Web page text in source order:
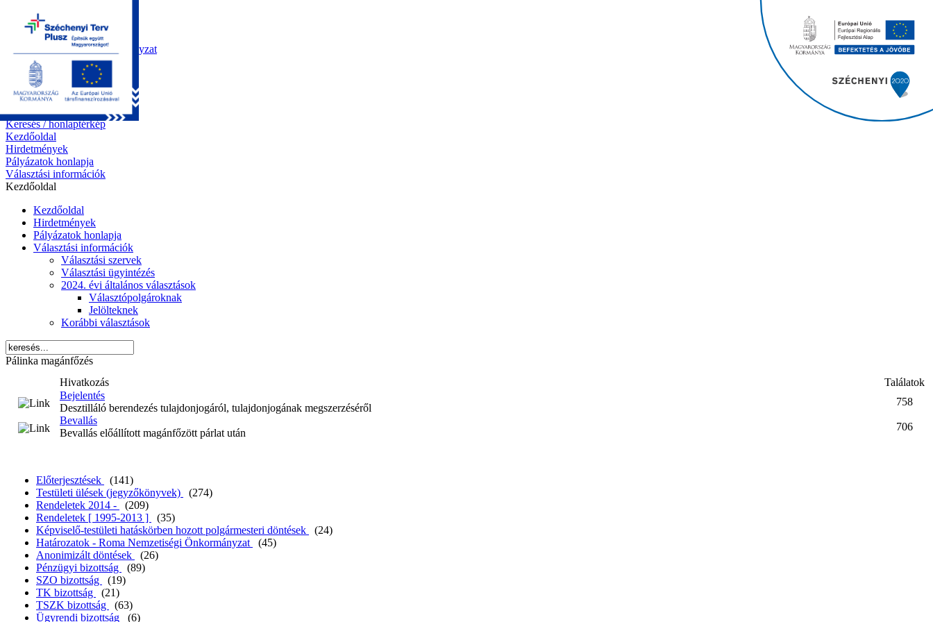
Kezdőoldal
Önkormányzat
Polgármesteri Hivatal
Roma Nemzetiségi Önkormányzat
Elektronikus ügyintézés
Közérdekű információk
Tiszapüspöki bemutatása
Pályázatok
Kapcsolat
Keresés / honlaptérkép
Kezdőoldal
Hirdetmények
Pályázatok honlapja
Választási információk
Kezdőoldal
Kezdőoldal
Hirdetmények
Pályázatok honlapja
Választási információk
Választási szervek
Választási ügyintézés
2024. évi általános választások
Választópolgároknak
Jelölteknek
Korábbi választások
Pálinka magánfőzés
Hivatkozás
Találatok
Bejelentés
Desztilláló berendezés tulajdonjogáról, tulajdonjogának megszerzéséről
758
Bevallás
Bevallás előállított magánfőzött párlat után
706
Előterjesztések
(141)
Testületi ülések (jegyzőkönyvek)
(274)
Rendeletek 2014 -
(209)
Rendeletek [ 1995-2013 ]
(35)
Képviselő-testületi hatáskörben hozott polgármesteri döntések
(24)
Határozatok - Roma Nemzetiségi Önkormányzat
(45)
Anonimizált döntések
(26)
Pénzügyi bizottság
(89)
SZO bizottság
(19)
TK bizottság
(21)
TSZK bizottság
(63)
Ügyrendi bizottság
(6)